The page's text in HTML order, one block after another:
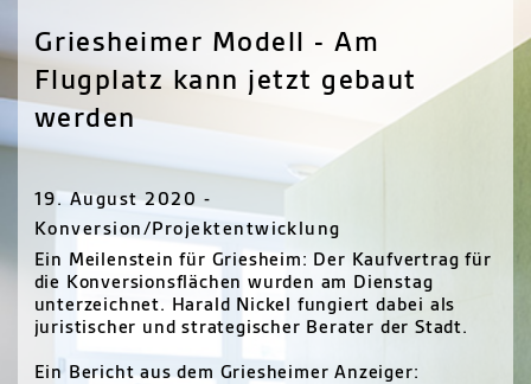
Griesheimer Modell - Am
Flugplatz kann jetzt gebaut
werden
19. August 2020 -
Konversion/Projektentwicklung
Ein Meilenstein für Griesheim: Der Kaufvertrag für
die Konversionsflächen wurden am Dienstag
unterzeichnet. Harald Nickel fungiert dabei als
juristischer und strategischer Berater der Stadt.
Ein Bericht aus dem Griesheimer Anzeiger: